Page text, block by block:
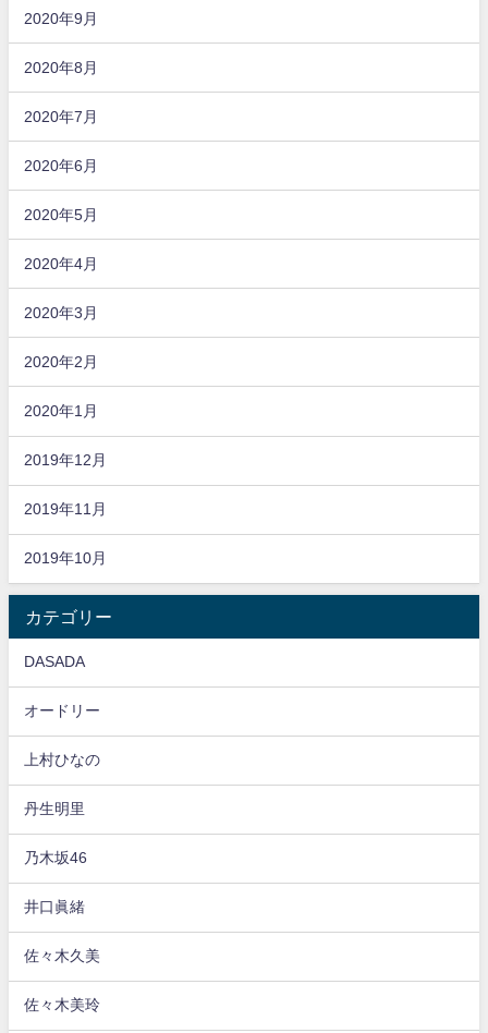
2020年9月
2020年8月
2020年7月
2020年6月
2020年5月
2020年4月
2020年3月
2020年2月
2020年1月
2019年12月
2019年11月
2019年10月
カテゴリー
DASADA
オードリー
上村ひなの
丹生明里
乃木坂46
井口眞緒
佐々木久美
佐々木美玲